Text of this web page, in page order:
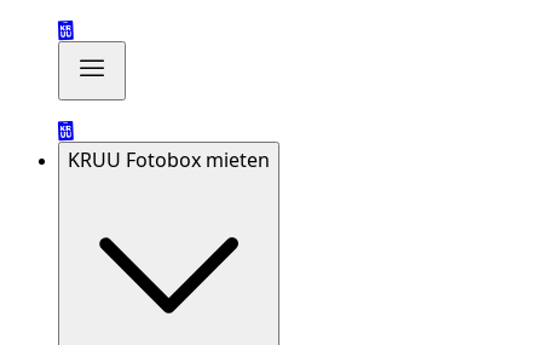
KRUU Fotobox mieten